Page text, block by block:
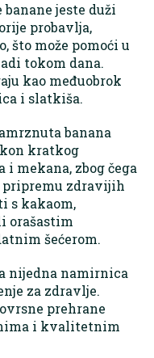
jeste duži
probavlja,
što može pomoći u
tokom dana.
kao međuobrok
i slatkiša.
banana
kratkog
i mekana, zbog čega
pripremu zdravijih
s kakaom,
orašastim
šećerom.
nijedna namirnica
za zdravlje.
prehrane
i kvalitetnim